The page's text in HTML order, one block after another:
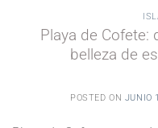
Playa de Cofete:
belleza de
POSTED ON JUNIO